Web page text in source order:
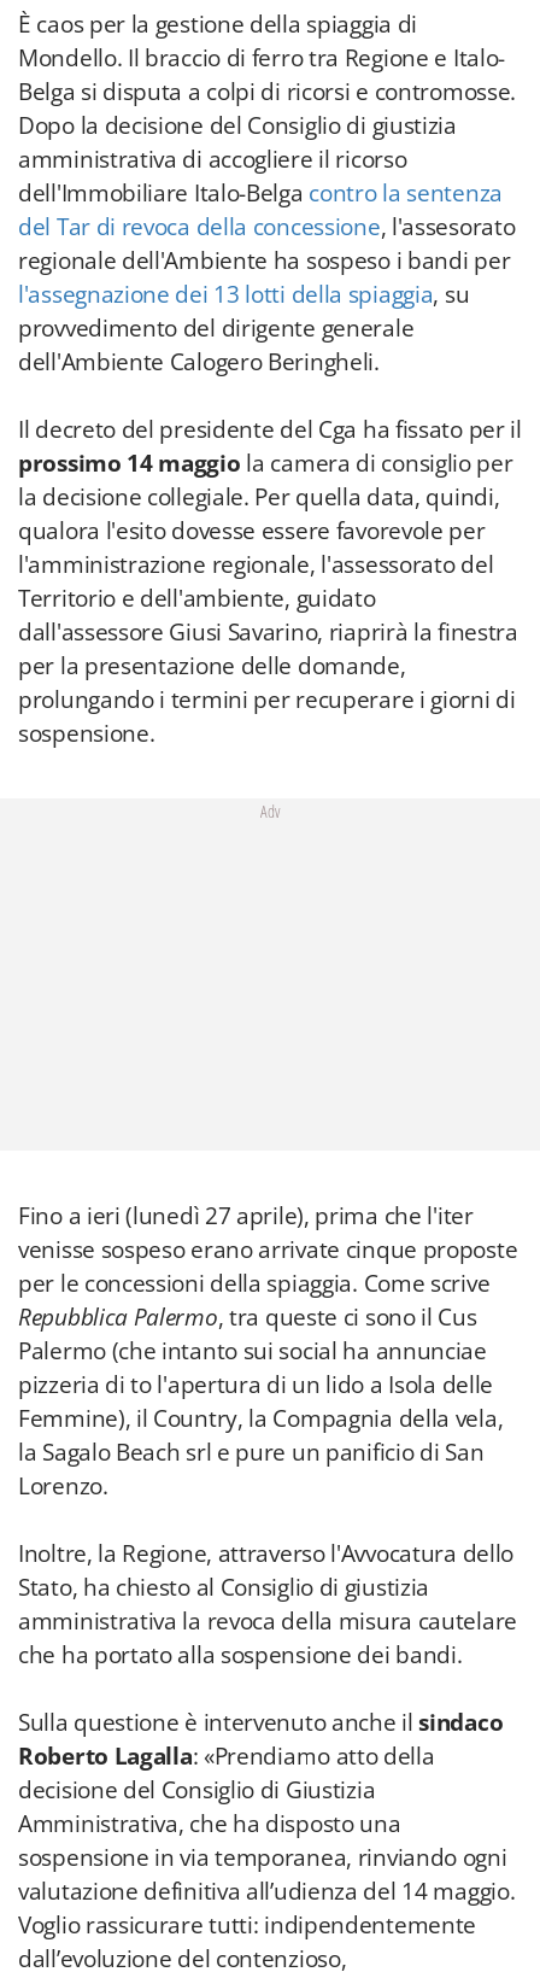
È caos per la gestione della spiaggia di
Mondello. Il braccio di ferro tra Regione e Italo-
Belga si disputa a colpi di ricorsi e contromosse.
Dopo la decisione del Consiglio di giustizia
amministrativa di accogliere il ricorso
dell'Immobiliare Italo-Belga contro la sentenza
del Tar di revoca della concessione, l'assesorato
regionale dell'Ambiente ha sospeso i bandi per
l'assegnazione dei 13 lotti della spiaggia, su
provvedimento del dirigente generale
dell'Ambiente Calogero Beringheli.
Il decreto del presidente del Cga ha fissato per il
prossimo 14 maggio la camera di consiglio per
la decisione collegiale. Per quella data, quindi,
qualora l'esito dovesse essere favorevole per
l'amministrazione regionale, l'assessorato del
Territorio e dell'ambiente, guidato
dall'assessore Giusi Savarino, riaprirà la finestra
per la presentazione delle domande,
prolungando i termini per recuperare i giorni di
sospensione.
Adv
Fino a ieri (lunedì 27 aprile), prima che l'iter
venisse sospeso erano arrivate cinque proposte
per le concessioni della spiaggia. Come scrive
Repubblica Palermo, tra queste ci sono il Cus
Palermo (che intanto sui social ha annunciae
pizzeria di to l'apertura di un lido a Isola delle
Femmine), il Country, la Compagnia della vela,
la Sagalo Beach srl e pure un panificio di San
Lorenzo.
Inoltre, la Regione, attraverso l'Avvocatura dello
Stato, ha chiesto al Consiglio di giustizia
amministrativa la revoca della misura cautelare
che ha portato alla sospensione dei bandi.
Sulla questione è intervenuto anche ilsindaco
Roberto Lagalla: «Prendiamo atto della
decisione del Consiglio di Giustizia
Amministrativa, che ha disposto una
sospensione in via temporanea, rinviando ogni
valutazione definitiva all’udienza del 14 maggio.
Voglio rassicurare tutti: indipendentemente
dall’evoluzione del contenzioso,